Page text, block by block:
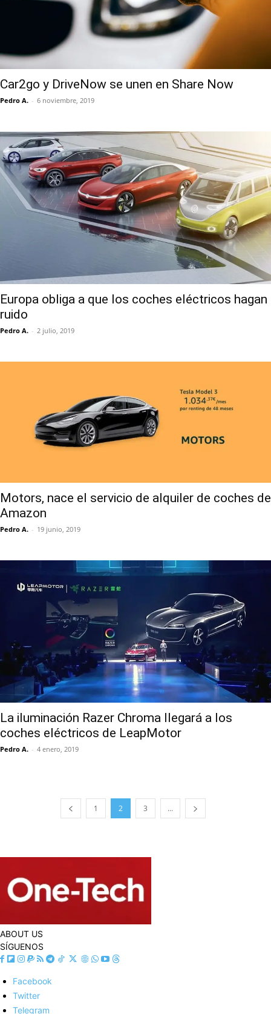
Car2go y DriveNow se unen en Share Now
Pedro A. - 6 noviembre, 2019
Europa obliga a que los coches eléctricos hagan
ruido
Pedro A. - 2 julio, 2019
Motors, nace el servicio de alquiler de coches de
Amazon
Pedro A. - 19 junio, 2019
La iluminación Razer Chroma llegará a los
coches eléctricos de LeapMotor
Pedro A. - 4 enero, 2019
1 2 3 ...
ABOUT US
SÍGUENOS
Facebook
Twitter
Telegram